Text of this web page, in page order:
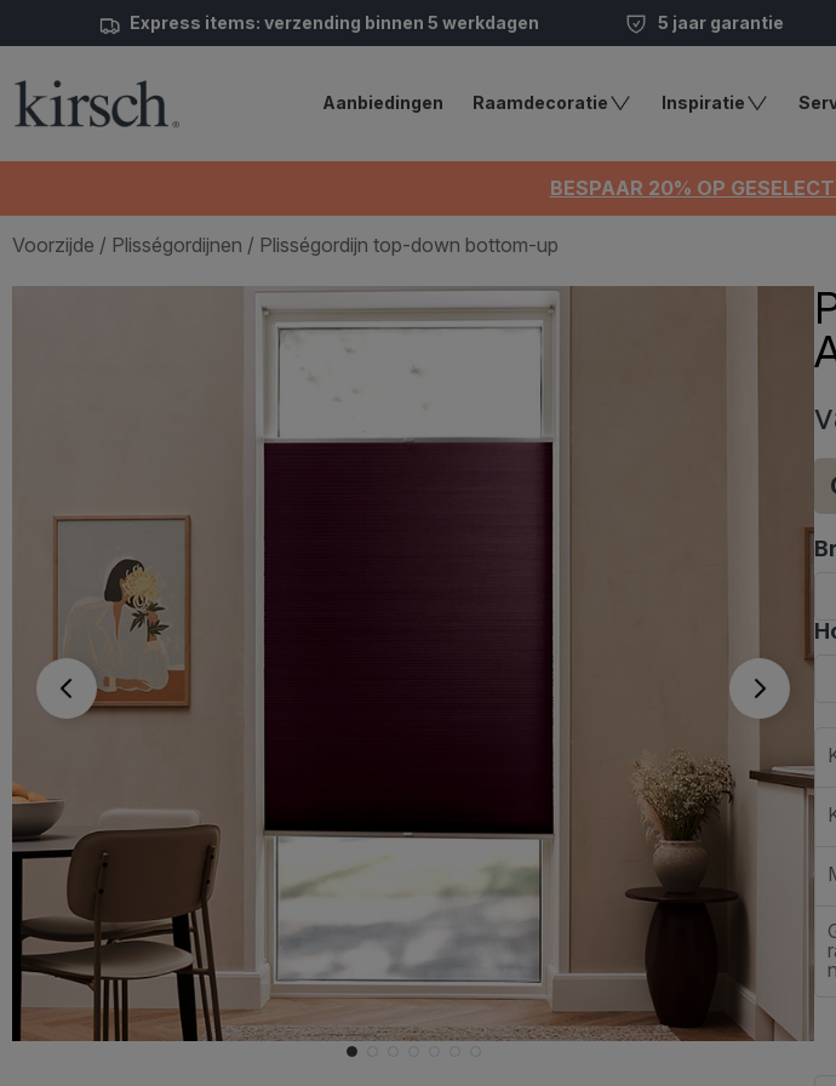
Express items: verzending binnen 5 werkdagen 5 jaar garantie
Aanbiedingen Raamdecoratie Inspiratie
BESPAAR 20% OP
Voorzijde / Plisségordijnen / Plisségordijn top-down bottom-up